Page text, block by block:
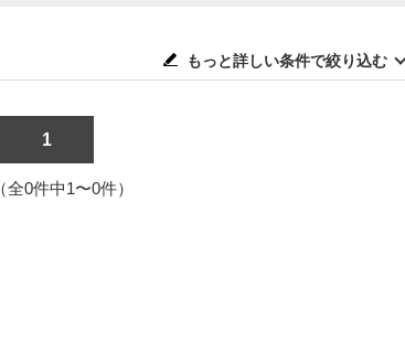
もっと詳しい条件で絞り込む
1
全0件中1〜0件）